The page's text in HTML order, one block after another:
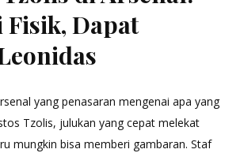
Dapat
yang penasaran mengenai apa yang
Tzolis, julukan yang cepat melekat
mungkin bisa memberi gambaran. Staf